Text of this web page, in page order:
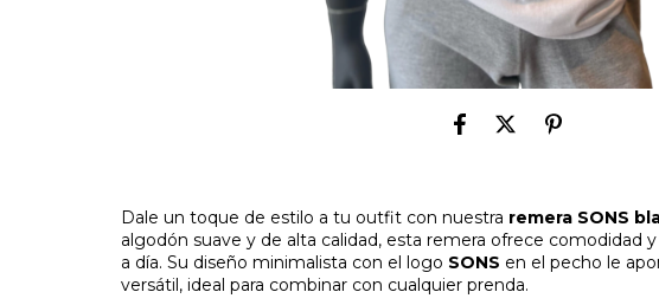
Dale un toque de estilo a tu outfit con nuestra remera SONS
algodón suave y de alta calidad, esta remera ofrece comodidad
a día. Su diseño minimalista con el logo SONS en el pecho le
versátil, ideal para combinar con cualquier prenda.